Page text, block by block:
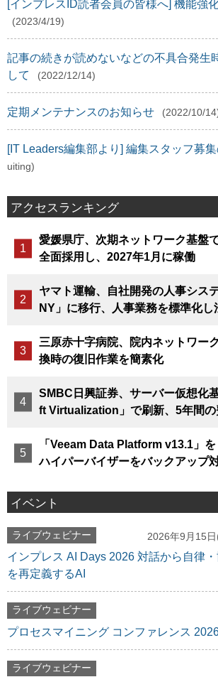
[インプレスID読者会員の皆様へ] 機能強
(2023/4/19)
記事の続きが読めないなどの不具合発生
して
(2022/12/14)
定期メンテナンスのお知らせ (2022/10/
[IT Leaders編集部より] 編集スタッフ募
uiting)
アクセスランキング
愛媛県庁、次期ネットワーク基盤
全面採用し、2027年1月に稼働
ヤマト運輸、自社開発の人事シス
NY」に移行、人事業務を標準化し
三原赤十字病院、院内ネットワー
換時の復旧作業を簡素化
SMBC日興証券、サーバー仮想化
ft Virtualization」で刷新、5年間の
「Veeam Data Platform v13.1」
ハイパーバイザーをバックアップ
イベント
ライブウェビナー 2026年9月15
インプレス AI Days 2026 対話から自律
を再定義するAI
ライブウェビナー
プロセスマイニング コンファレンス
ライブウェビナー